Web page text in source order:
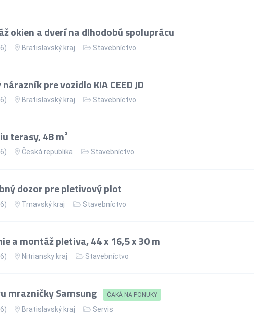
okien a dverí na dlhodobú spoluprácu
Bratislavský kraj Stavebníctvo
pre vozidlo KIA CEED JD
Bratislavský kraj Stavebníctvo
terasy, 48 m²
Česká republika Stavebníctvo
dozor pre pletivový plot
Trnavský kraj Stavebníctvo
a montáž pletiva, 44 x 16,5 x 30 m
Nitriansky kraj Stavebníctvo
mrazničky Samsung ČAKÁ NA PONUKY
Bratislavský kraj Servis